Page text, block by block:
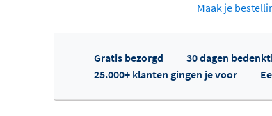
Offertes ophalen...
Maak je
Gratis bezorgd 30 dagen
25.000+ klanten gingen je voor